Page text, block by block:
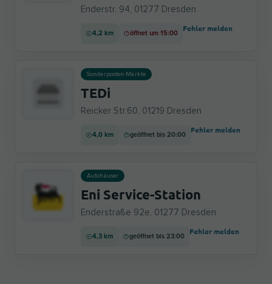
Enderstr. 94, 01277 Dresden
4,2 km öffnet um 15:00
Fehler melden
Sonderposten-Märkte
TEDi
Reicker Str.60, 01219 Dresden
4,0 km geöffnet bis 20:00
Fehler melden
Autohäuser
Eni Service-Station
Enderstraße 92e, 01277 Dresden
4,3 km geöffnet bis 23:00
Fehler melden